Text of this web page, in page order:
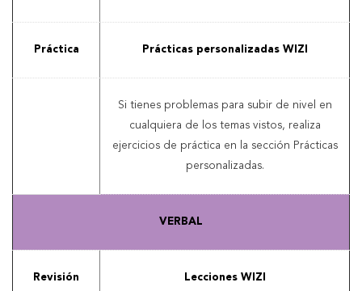
Práctica Prácticas personalizadas WIZI
Si tienes problemas para subir de nivel en
cualquiera de los temas vistos, realiza
ejercicios de práctica en la sección Prácticas
personalizadas.
VERBAL
Revisión Lecciones WIZI